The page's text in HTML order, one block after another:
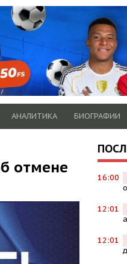
АНАЛИТИКА БИОГРАФИИ
отмене
16:00
12:01
12:01